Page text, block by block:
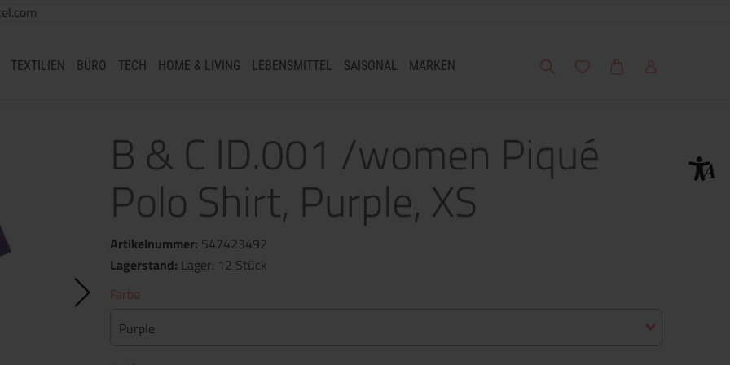
TEXTILIEN BÜRO TECH HOME & LIVING LEBENSMITTEL SAISONAL MARKEN Suche Meine Wunschliste
WarenkorbMein Account
B & C ID.001 /women Piqué
Polo Shirt, Purple, XS
Artikelnummer: 547423492
Lagerstand: Lager: 12 Stück
Farbe
Purple